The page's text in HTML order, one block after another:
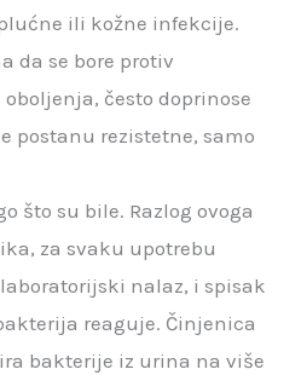
ili kožne infekcije.
da se bore protiv
često doprinose
postanu rezistetne, samo
što su bile. Razlog ovoga
za svaku upotrebu
nalaz, i spisak
reaguje. Činjenica
bakterije iz urina na više